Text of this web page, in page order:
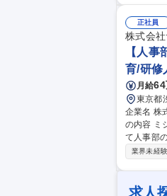
です。※オ
正社員
株式会
【人
育/研修
月給64
東京都
企業名 株式会社サング 求人名 【人事部長/渋谷】
の内容 ミ
て人事部
年に2店
ンガイド
業界未経
求人